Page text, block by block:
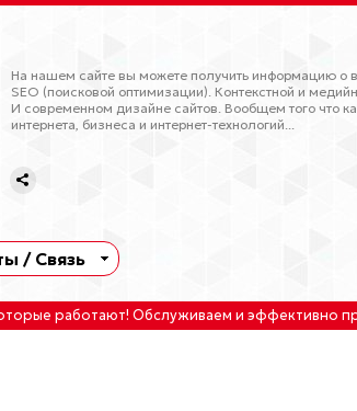
На нашем сайте вы можете получить информацию о
SEO (поисковой оптимизации). Контекстной и
И современном дизайне сайтов. Вообщем того что
интернета, бизнеса и интернет-технологий...
/ Связь
работают! Обслуживаем и эффективно